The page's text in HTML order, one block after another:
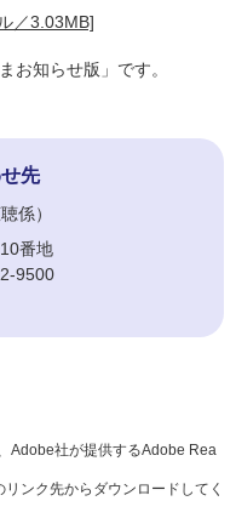
／3.03MB]
お知らせ版」です。
先
係
番地
9500
Adobe社が提供するAdobe Rea
ンク先からダウンロードしてく